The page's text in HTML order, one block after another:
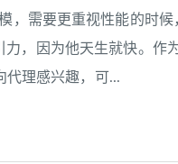
，需要更重视性能的时
，因为他天生就快。作
代理感兴趣，可...